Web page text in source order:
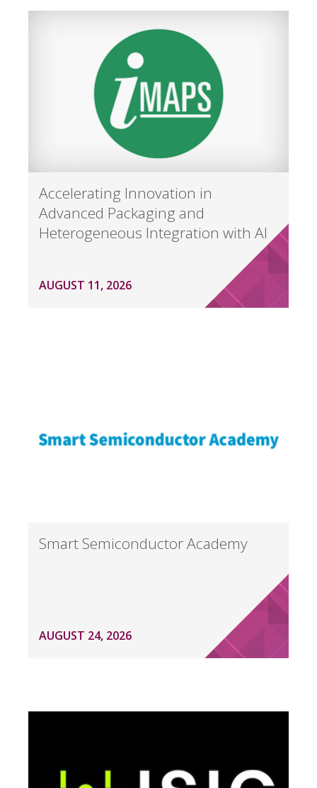
Accelerating Innovation in
Advanced Packaging and
Heterogeneous Integration with AI
AUGUST 11, 2026
Smart Semiconductor Academy
AUGUST 24, 2026